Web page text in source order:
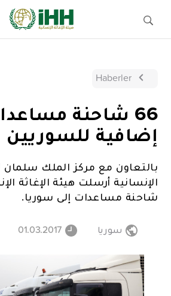
Haberler
66 شاحنة
إضافية للسوريين
بالتعاون مع مركز الملك سلمان
شاحنة مساعدات إلى سوريا.
سوريا 01.03.2017